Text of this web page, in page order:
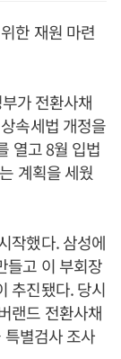
한 재원 마련
가 전환사채
속세법 개정을
열고 8월 입법
계획을 세웠
작했다. 삼성에
들고 이 부회장
추진됐다. 당시
랜드 전환사채
별검사 조사